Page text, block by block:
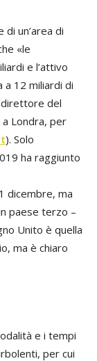
di un’area di
«le
e l’attivo
12 miliardi di
del
Londra, per
). Solo
ha raggiunto
dicembre, ma
paese terzo –
Unito è quella
ma è chiaro
e i tempi
per cui